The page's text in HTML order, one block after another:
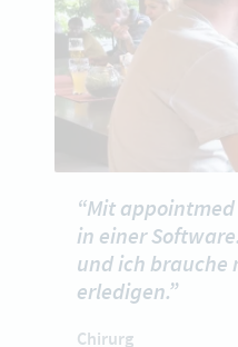
“Mit
in einer
und ich brauche
erledigen.”
Chirurg